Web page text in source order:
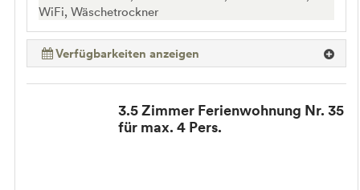
WiFi, Wäschetrockner
Verfügbarkeiten anzeigen
3.5 Zimmer Ferienwohnung Nr. 35
für max. 4 Pers.